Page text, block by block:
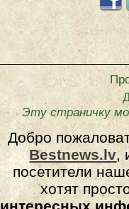
Эту страничку
Добро
Bestnews.lv,
посетители
хотят